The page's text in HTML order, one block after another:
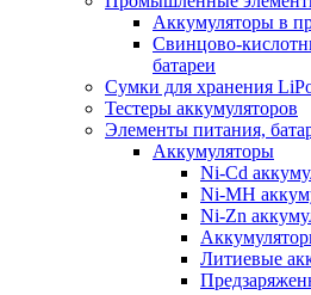
Аккумуляторы в
Свинцово-
батареи
Сумки для хранения
Тестеры аккумуляторов
Элементы питания,
Аккумуляторы
Ni-Cd
Ni-MH
Ni-Zn
Литиевые